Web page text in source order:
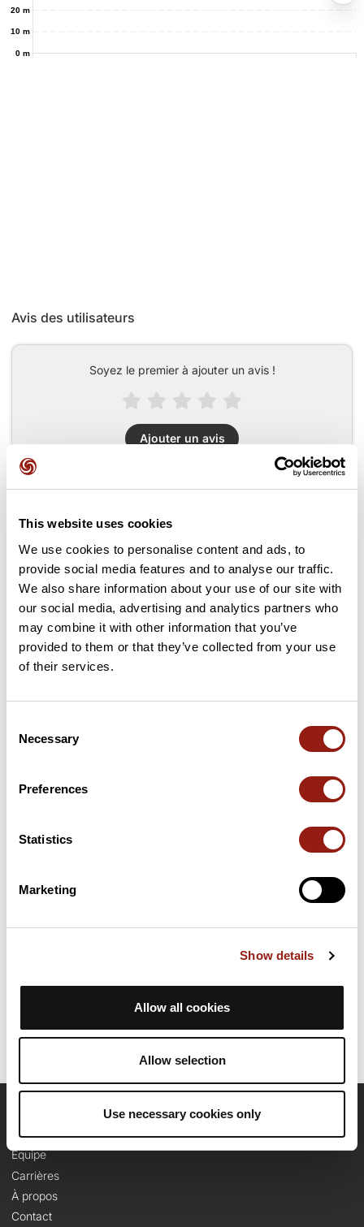
This website uses cookies
We use cookies to personalise content and ads, to
provide social media features and to analyse our traffic.
We also share information about your use of our site with
our social media, advertising and analytics partners who
may combine it with other information that you’ve
provided to them or that they’ve collected from your use
of their services.
Selection
Necessary
Preferences
Statistics
Marketing
Show details
Allow all cookies
Allow selection
Use necessary cookies only
0 m
10 m
20 m
Avis des utilisateurs
Soyez le premier à ajouter un avis !
Ajouter un avis
Cols le long du parcours
11 km Col de Grange Michel 749 m
17 km Col des Mille Martyrs 874 m
Cols extraits du catalogue du Club des Cent Cols
Résumé
Coublevie. Il présente une ascension cumulée de plus de 820m.
Prévoyez environ 4 heures et 50 minutes pour réaliser ce
Equipe
Carrières
À propos
Contact